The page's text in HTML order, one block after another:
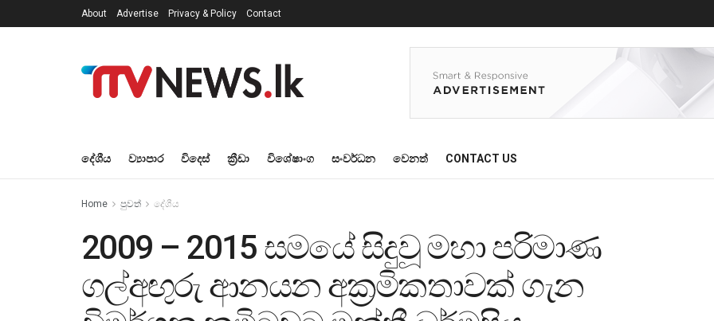
About Advertise Privacy & Policy Contact
දේශීය ව්‍යාපාර විදෙස් ක්‍රීඩා විශේෂාංග සංවර්ධන වෙනත් CONTACT US
Home පුවත් දේශීය
2009 – 2015 සමයේ සිදුවූ මහා පරිමාණ
ගල්අඟුරු ආනයන අක්‍රමිකතාවක් ගැන